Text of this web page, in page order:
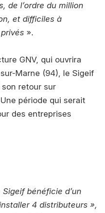
de l’ordre du million
et difficiles à
».
GNV, qui ouvrira
Marne (94), le Sigeif
retour sur
période qui serait
des entreprises
bénéficie d’un
4 distributeurs »,